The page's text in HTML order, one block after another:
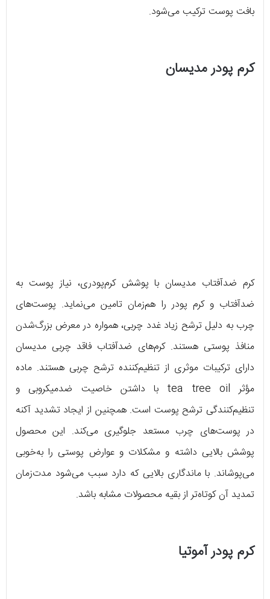
بافت پوست ترکیب می‌شود.
کرم پودر مدیسان
کرم ضدآفتاب مدیسان با پوشش کرم‌پودری، نیاز پوست به
ضدآفتاب و کرم پودر را هم‌زمان تامین می‌نماید. پوست‌های
چرب به دلیل ترشح زیاد غدد چربی، همواره در معرض بزرگ‌شدن
منافذ پوستی هستند. کرم‌های ضدآفتاب فاقد چربی مدیسان
دارای ترکیبات موثری از تنظیم‌کننده ترشح چربی هستند. ماده
مؤثر tea tree oil با داشتن خاصیت ضدمیکروبی و
تنظیم‌کنندگی ترشح پوست است. همچنین از ایجاد تشدید آکنه
در پوست‌های چرب مستعد جلوگیری می‌کند. این محصول
پوشش بالایی داشته و مشکلات و عوارض پوستی را به‌خوبی
می‌پوشاند. با ماندگاری بالایی که دارد سبب می‌شود مدت‌زمان
تمدید آن کوتاه‌تر از بقیه محصولات مشابه باشد.
کرم پودر آموتیا